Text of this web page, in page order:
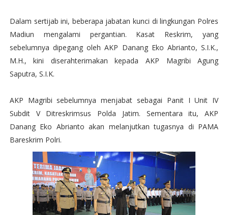
Dalam sertijab ini, beberapa jabatan kunci di lingkungan Polres
Madiun mengalami pergantian. Kasat Reskrim, yang
sebelumnya dipegang oleh AKP Danang Eko Abrianto, S.I.K.,
M.H., kini diserahterimakan kepada AKP Magribi Agung
Saputra, S.I.K.
AKP Magribi sebelumnya menjabat sebagai Panit I Unit IV
Subdit V Ditreskrimsus Polda Jatim. Sementara itu, AKP
Danang Eko Abrianto akan melanjutkan tugasnya di PAMA
Bareskrim Polri.